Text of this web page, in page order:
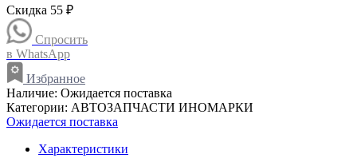
Скидка 55 ₽
Спросить
в WhatsApp
Избранное
Наличие: Ожидается поставка
Категории: АВТОЗАПЧАСТИ ИНОМАРКИ
Ожидается поставка
Характеристики